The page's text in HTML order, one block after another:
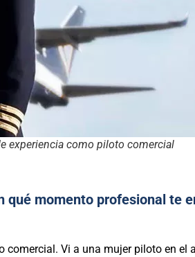
experiencia como piloto comercial
qué momento profesional te
Vi a una mujer piloto en el